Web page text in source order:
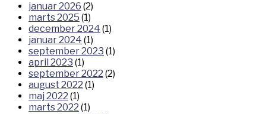
januar 2026 (2)
marts 2025 (1)
december 2024 (1)
januar 2024 (1)
september 2023 (1)
april 2023 (1)
september 2022 (2)
august 2022 (1)
maj 2022 (1)
marts 2022 (1)